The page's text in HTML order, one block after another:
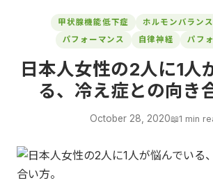
甲状腺機能低下症 ホルモンバランス
パフォーマンス
自律神経 パフ
日本人女性の2人に1人
る、冷え症との向き
October 28, 2020📖1 min